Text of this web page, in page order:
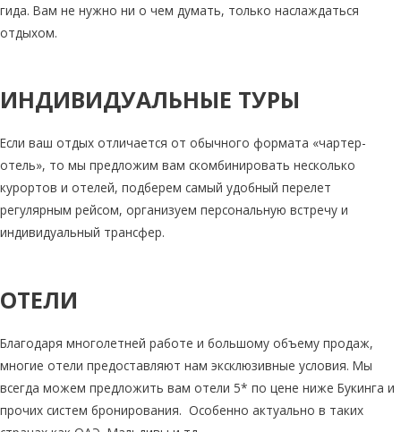
гида. Вам не нужно ни о чем думать, только наслаждаться
отдыхом.
ИНДИВИДУАЛЬНЫЕ ТУРЫ
Если ваш отдых отличается от обычного формата «чартер-
отель», то мы предложим вам скомбинировать несколько
курортов и отелей, подберем самый удобный перелет
регулярным рейсом, организуем персональную встречу и
индивидуальный трансфер.
ОТЕЛИ
Благодаря многолетней работе и большому объему продаж,
многие отели предоставляют нам эксклюзивные условия. Мы
всегда можем предложить вам отели 5* по цене ниже Букинга и
прочих систем бронирования. Особенно актуально в таких